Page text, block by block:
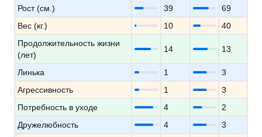
Рост (см.)
39
69
Вес (кг.)
10
40
Продолжительность жизни
(лет)
14 13
Линька 1
3
Агрессивность
1
3
Потребность в уходе
4
2
Дружелюбность
4
3